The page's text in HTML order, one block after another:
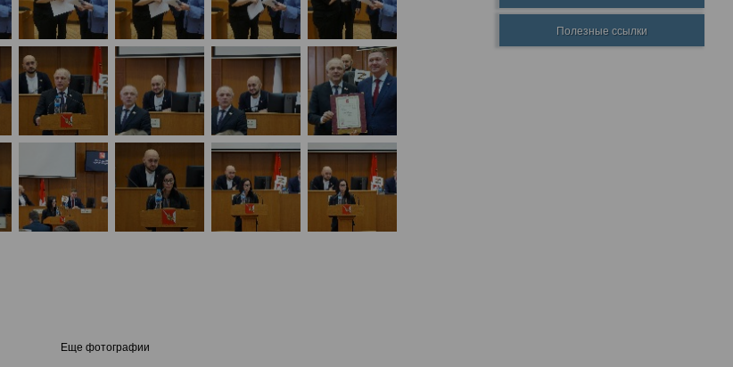
Еще фотографии
Полезные ссылки